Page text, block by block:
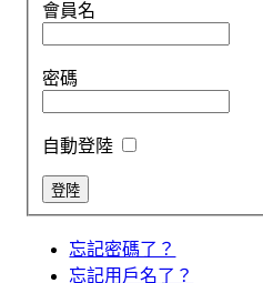
會員名
密碼
自動登陸
忘記密碼了？
忘記用戶名了？